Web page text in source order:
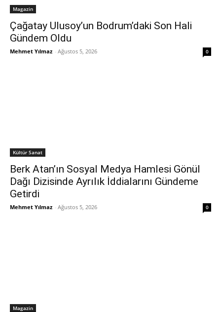
Magazin
Çağatay Ulusoy’un Bodrum’daki Son Hali
Gündem Oldu
Mehmet Yılmaz - Ağustos 5, 2026 0
Kültür Sanat
Berk Atan’ın Sosyal Medya Hamlesi Gönül
Dağı Dizisinde Ayrılık İddialarını Gündeme
Getirdi
Mehmet Yılmaz - Ağustos 5, 2026 0
Magazin